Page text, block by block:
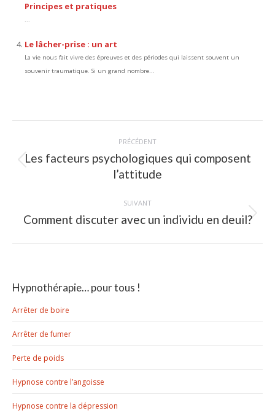
Principes et pratiques
...
Le lâcher-prise : un art
La vie nous fait vivre des épreuves et des périodes qui laissent souvent un
souvenir traumatique. Si un grand nombre...
PRÉCÉDENT
Article
précédent
Les facteurs psychologiques qui composent
l’attitude
SUIVANT
Article
:
Comment discuter avec un individu en deuil?
Hypnothérapie… pour tous !
Arrêter de boire
Arrêter de fumer
Perte de poids
Hypnose contre l’angoisse
Hypnose contre la dépression